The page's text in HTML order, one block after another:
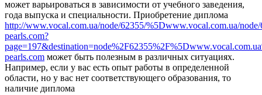
может варьироваться в зависимости от учебного заведения,
года выпуска и специальности. Приобретение диплома
http://www.vocal.com.ua/node/62355/%5Dwww.vocal.com.ua/
pearls.com?
pearls.com может быть полезным в различных ситуациях.
Например, если у вас есть опыт работы в определенной
области, но у вас нет соответствующего образования, то
наличие диплома